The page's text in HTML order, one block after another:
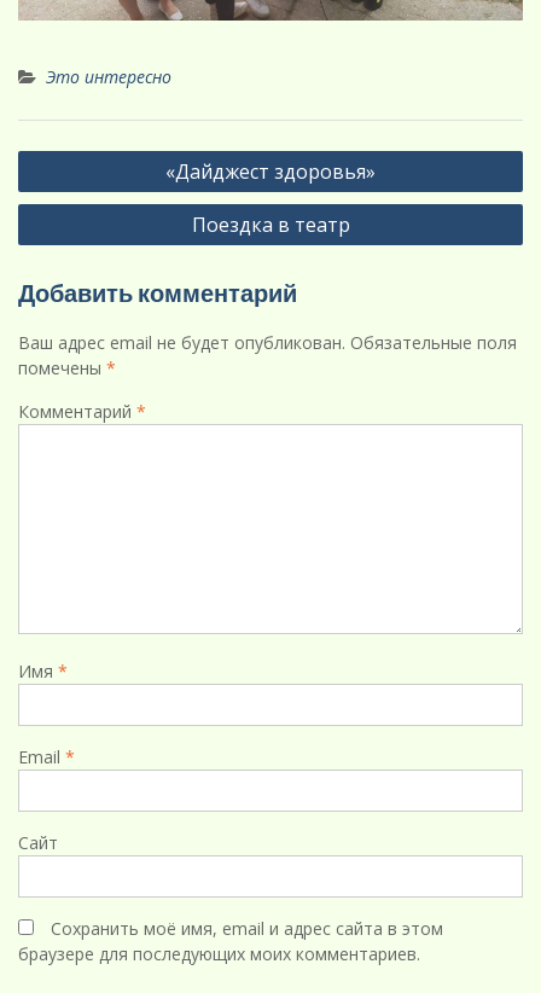
Это интересно
Навигация
по
«Дайджест здоровья»
Поездка в театр
Добавить комментарий
Ваш адрес email не будет опубликован. Обязательные поля
помечены *
Комментарий *
Имя *
Email *
Сайт
Сохранить моё имя, email и адрес сайта в этом
браузере для последующих моих комментариев.